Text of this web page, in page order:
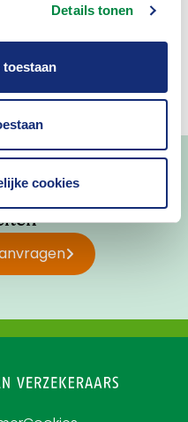
Details tonen
cookies
nieuws en